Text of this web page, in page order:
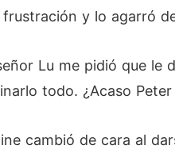
y lo agarró
Lu me pidió que le
todo. ¿Acaso
cambió de cara al